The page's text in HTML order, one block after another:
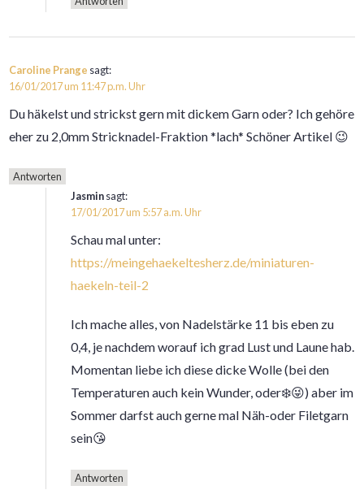
Caroline Prange sagt:
16/01/2017 um 11:47 p.m. Uhr
Du häkelst und strickst gern mit dickem Garn oder? Ich gehöre
eher zu 2,0mm Stricknadel-Fraktion *lach* Schöner Artikel 😉
Antworten
Jasminsagt:
17/01/2017 um 5:57 a.m. Uhr
Schau mal unter:
https://meingehaekeltesherz.de/miniaturen-
haekeln-teil-2
Ich mache alles, von Nadelstärke 11 bis eben zu
0,4, je nachdem worauf ich grad Lust und Laune hab.
Momentan liebe ich diese dicke Wolle (bei den
Temperaturen auch kein Wunder, oder❄️😜) aber im
Sommer darfst auch gerne mal Näh-oder Filetgarn
sein😘
Antworten